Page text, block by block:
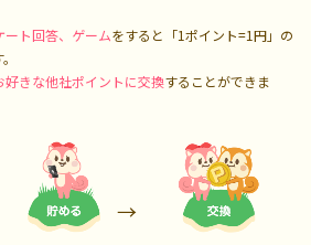
ト回答、ゲームをすると「1ポイント=1円」の
好きな他社ポイントに交換することができま